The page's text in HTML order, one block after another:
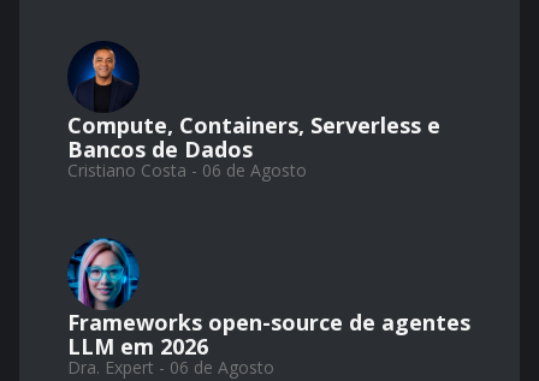
Compute, Containers, Serverless e
Bancos de Dados
Cristiano Costa - 06 de Agosto
Frameworks open-source de agentes
LLM em 2026
Dra. Expert - 06 de Agosto